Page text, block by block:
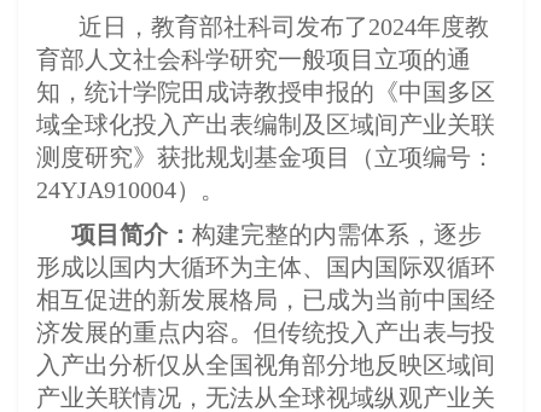
近日，教育部社科司发布了2024年度教
育部人文社会科学研究一般项目立项的通
知，统计学院田成诗教授申报的《中国多区
域全球化投入产出表编制及区域间产业关联
测度研究》获批规划基金项目（立项编号：
24YJA910004）。
项目简介： 构建完整的内需体系，逐步
形成以国内大循环为主体、国内国际双循环
相互促进的新发展格局，已成为当前中国经
济发展的重点内容。但传统投入产出表与投
入产出分析仅从全国视角部分地反映区域间
产业关联情况，无法从全球视域纵观产业关